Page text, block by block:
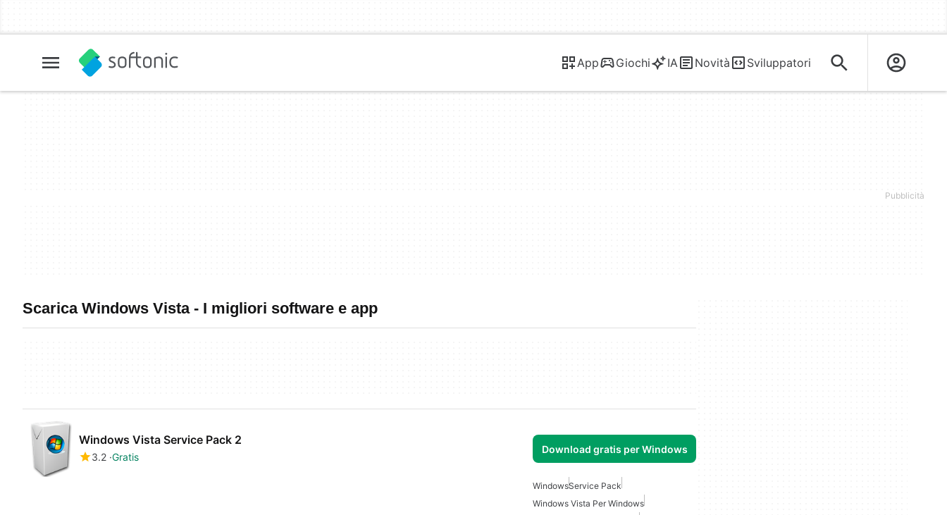
App Giochi IA Novità Sviluppatori
Scarica Windows Vista - I migliori software e app
Windows Vista Service Pack 2
3.2 Gratis
Download gratis per Windows
WindowsService Pack
Windows Vista Per Windows